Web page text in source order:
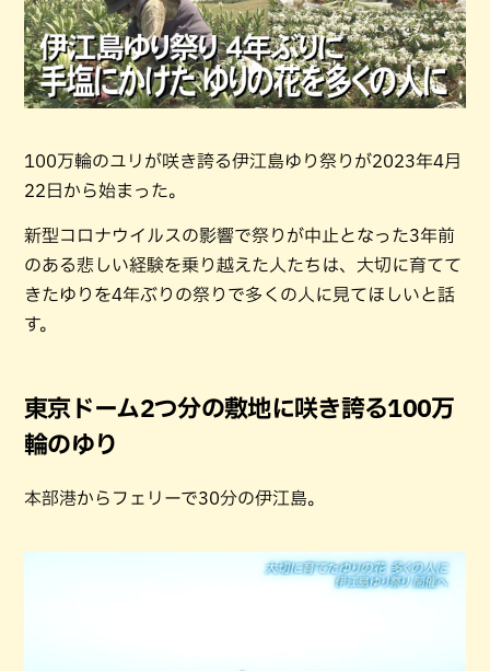
100万輪のユリが咲き誇る伊江島ゆり祭りが2023年4月
22日から始まった。
新型コロナウイルスの影響で祭りが中止となった3年前
のある悲しい経験を乗り越えた人たちは、大切に育てて
きたゆりを4年ぶりの祭りで多くの人に見てほしいと話
す。
東京ドーム2つ分の敷地に咲き誇る100万
輪のゆり
本部港からフェリーで30分の伊江島。